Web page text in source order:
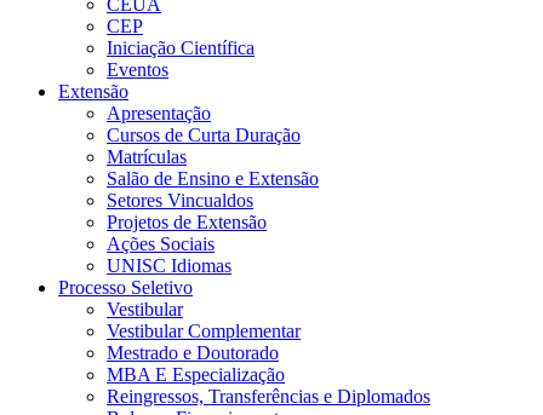
CEP
Iniciação Científica
Eventos
Extensão
Apresentação
Cursos de Curta Duração
Matrículas
Salão de Ensino e Extensão
Setores Vincualdos
Projetos de Extensão
Ações Sociais
UNISC Idiomas
Processo Seletivo
Vestibular
Vestibular Complementar
Mestrado e Doutorado
MBA E Especialização
Reingressos, Transferências e Diplomados